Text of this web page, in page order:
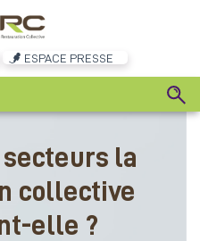
ESPACE PRESSE
la
collective
elle ?